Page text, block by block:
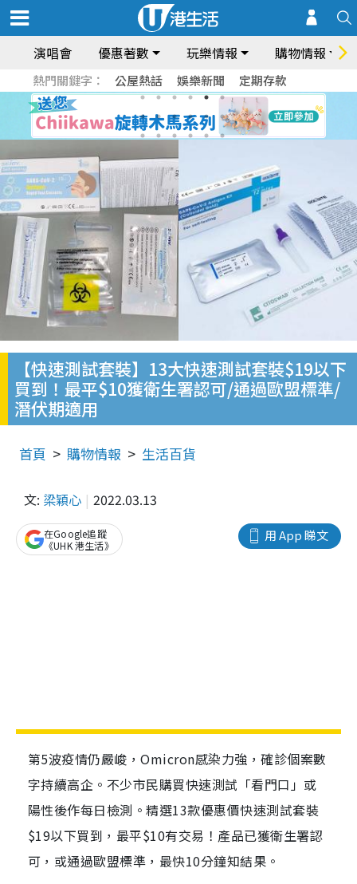
演唱會 優惠著數 玩樂情報 購物情報
熱門關鍵字： 公屋熱話 娛樂新聞 定期存款
【快速測試套裝】13大快速測試套裝$19以下
買到！最平$10獲衛生署認可/通過歐盟標準/
潛伏期適用
首頁 購物情報 生活百貨
文: 梁穎心 2022.03.13
用 App 睇文
在Google追蹤
《UHK 港生活》
第5波疫情仍嚴峻，Omicron感染力強，確診個案數
字持續高企。不少市民購買快速測試「看門口」或
陽性後作每日檢測。精選13款優惠價快速測試套裝
$19以下買到，最平$10有交易！產品已獲衛生署認
可，或通過歐盟標準，最快10分鐘知結果。